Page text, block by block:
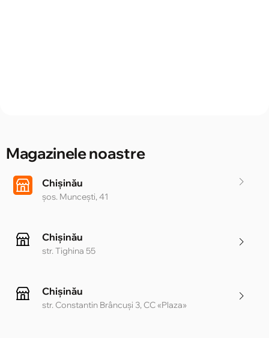
Magazinele noastre
Chișinău
șos. Muncești, 41
Chișinău
str. Tighina 55
Chișinău
str. Constantin Brâncuși 3, CC «Plaza»